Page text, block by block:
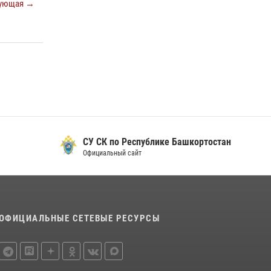
→
23 июля 2026, 12:25
СУ СК по Республике Башкортостан
Официальный сайт
СЕТЕВЫЕ РЕСУРСЫ